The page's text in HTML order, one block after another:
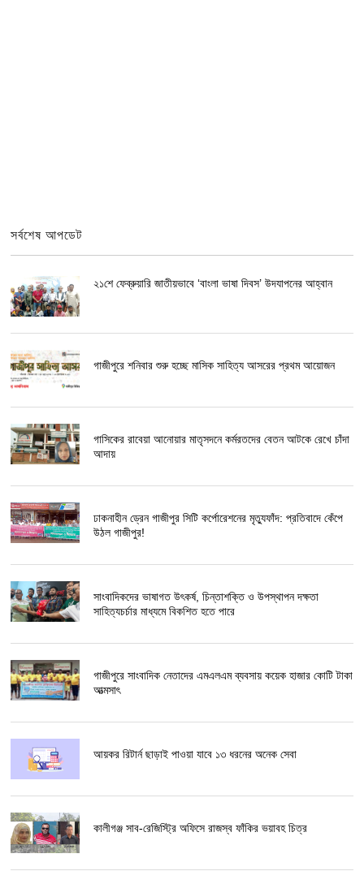
সর্বশেষ আপডেট
২১শে ফেব্রুয়ারি জাতীয়ভাবে ‘বাংলা ভাষা দিবস’ উদযাপনের আহ্বান
গাজীপুরে শনিবার শুরু হচ্ছে মাসিক সাহিত্য আসরের প্রথম আয়োজন
গাসিকের রাবেয়া আনোয়ার মাতৃসদনে কর্মরতদের বেতন আটকে রেখে চাঁদা
আদায়
ঢাকনাহীন ড্রেন গাজীপুর সিটি কর্পোরেশনের মৃত্যুফাঁদ: প্রতিবাদে কেঁপে
উঠল গাজীপুর!
সাংবাদিকদের ভাষাগত উৎকর্ষ, চিন্তাশক্তি ও উপস্থাপন দক্ষতা
সাহিত্যচর্চার মাধ্যমে বিকশিত হতে পারে
গাজীপুরে সাংবাদিক নেতাদের এমএলএম ব্যবসায় কয়েক হাজার কোটি টাকা
আত্মসাৎ
আয়কর রিটার্ন ছাড়াই পাওয়া যাবে ১৩ ধরনের অনেক সেবা
কালীগঞ্জ সাব-রেজিস্ট্রি অফিসে রাজস্ব ফাঁকির ভয়াবহ চিত্র